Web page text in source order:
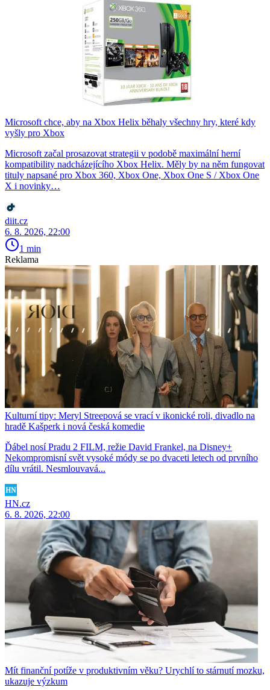
Microsoft chce, aby na Xbox Helix běhaly všechny hry, které kdy
vyšly pro Xbox
Microsoft začal prosazovat strategii v podobě maximální herní
kompatibility nadcházejícího Xbox Helix. Měly by na něm fungovat
tituly napsané pro Xbox 360, Xbox One, Xbox One S / Xbox One
X i novinky…
diit.cz
6. 8. 2026, 22:00
1 min
Reklama
Kulturní tipy: Meryl Streepová se vrací v ikonické roli, divadlo na
hradě Kašperk i nová česká komedie
Ďábel nosí Pradu 2 FILM, režie David Frankel, na Disney+
Nekompromisní svět vysoké módy se po dvaceti letech od prvního
dílu vrátil. Nesmlouvavá...
HN.cz
6. 8. 2026, 22:00
Mít finanční potíže v produktivním věku? Urychlí to stárnutí mozku,
ukazuje výzkum